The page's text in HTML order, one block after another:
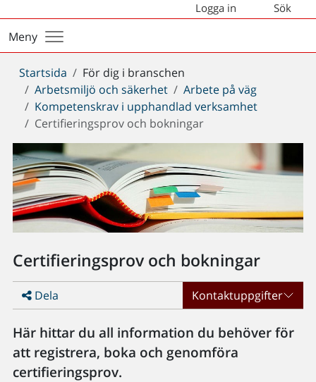
Logga in Sök
Meny
Du
är
här:
Startsida
För dig i branschen
Arbetsmiljö och säkerhet
Arbete på väg
Kompetenskrav i upphandlad verksamhet
Certifieringsprov och bokningar
Certifieringsprov och bokningar
Dela Kontaktuppgifter
Här hittar du all information du behöver för
att registrera, boka och genomföra
certifieringsprov.